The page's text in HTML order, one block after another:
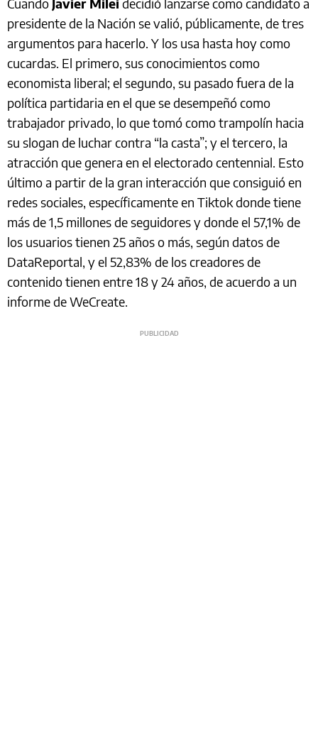
Cuando Javier Mileidecidió lanzarse como candidato a
presidente de la Nación se valió, públicamente, de tres
argumentos para hacerlo. Y los usa hasta hoy como
cucardas. El primero, sus conocimientos como
economista liberal; el segundo, su pasado fuera de la
política partidaria en el que se desempeñó como
trabajador privado, lo que tomó como trampolín hacia
su slogan de luchar contra “la casta”; y el tercero, la
atracción que genera en el electorado centennial. Esto
último a partir de la gran interacción que consiguió en
redes sociales, específicamente en Tiktok donde tiene
más de 1,5 millones de seguidores y donde el 57,1% de
los usuarios tienen 25 años o más, según datos de
DataReportal, y el 52,83% de los creadores de
contenido tienen entre 18 y 24 años, de acuerdo a un
informe de WeCreate.